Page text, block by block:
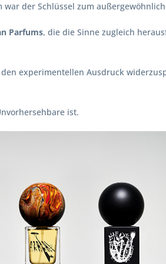
der Schlüssel zum
Parfums, die die Sinne zugleich
experimentellen Ausdruck
ist.